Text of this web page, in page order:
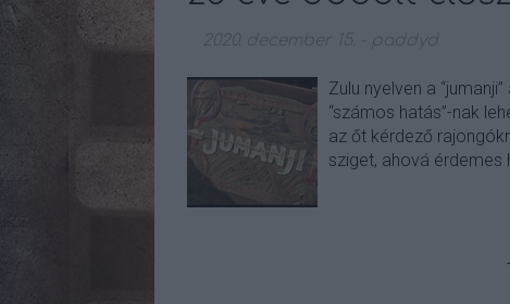
2020. december 15. paddyd
Zulu nyelven a
“számos hatás”-nak
az őt kérdező
sziget, ahová érdemes